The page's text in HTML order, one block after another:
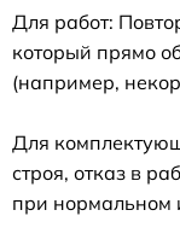
Для работ:
который прямо
(например,
Для
строя, отказ в
при нормальном